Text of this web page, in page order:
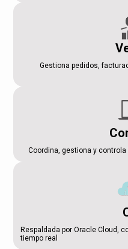
Gestiona pedidos,
Coordina, gestiona y
Respaldada por Oracle Cloud,
tiempo real